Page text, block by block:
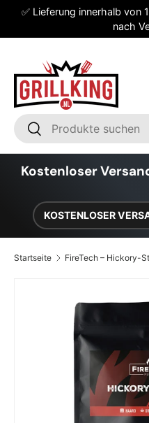
✅ Lieferung innerhalb von
nach
Suchen
Suchen
Kostenloser
KOSTENLOSER
Startseite FireTech – Hickory-
Zu